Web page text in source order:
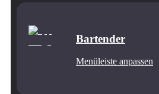
Bartender
Menüleiste anpassen